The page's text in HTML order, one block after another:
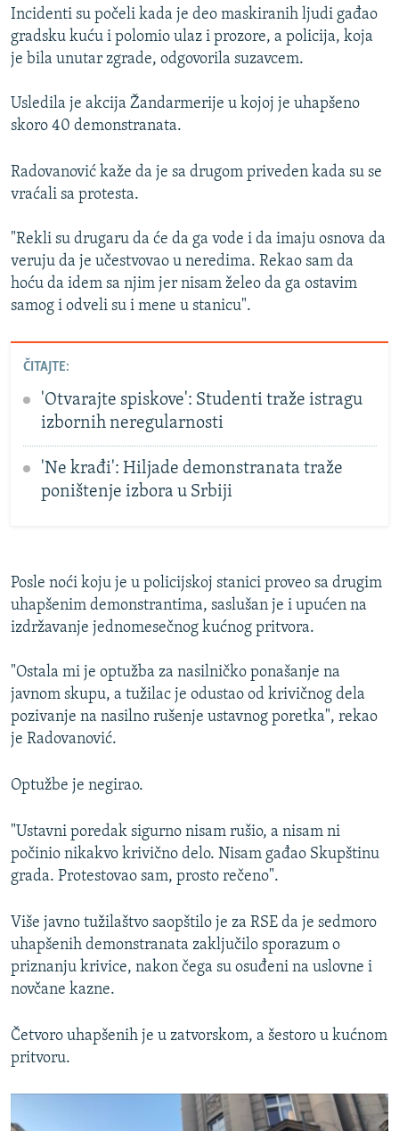
Incidenti su počeli kada je deo maskiranih ljudi gađao
gradsku kuću i polomio ulaz i prozore, a policija, koja
je bila unutar zgrade, odgovorila suzavcem.
Usledila je akcija Žandarmerije u kojoj je uhapšeno
skoro 40 demonstranata.
Radovanović kaže da je sa drugom priveden kada su se
vraćali sa protesta.
"Rekli su drugaru da će da ga vode i da imaju osnova da
veruju da je učestvovao u neredima. Rekao sam da
hoću da idem sa njim jer nisam želeo da ga ostavim
samog i odveli su i mene u stanicu".
ČITAJTE:
'Otvarajte spiskove': Studenti traže istragu
izbornih neregularnosti
'Ne krađi': Hiljade demonstranata traže
poništenje izbora u Srbiji
Posle noći koju je u policijskoj stanici proveo sa drugim
uhapšenim demonstrantima, saslušan je i upućen na
izdržavanje jednomesečnog kućnog pritvora.
"Ostala mi je optužba za nasilničko ponašanje na
javnom skupu, a tužilac je odustao od krivičnog dela
pozivanje na nasilno rušenje ustavnog poretka", rekao
je Radovanović.
Optužbe je negirao.
"Ustavni poredak sigurno nisam rušio, a nisam ni
počinio nikakvo krivično delo. Nisam gađao Skupštinu
grada. Protestovao sam, prosto rečeno".
Više javno tužilaštvo saopštilo je za RSE da je sedmoro
uhapšenih demonstranata zaključilo sporazum o
priznanju krivice, nakon čega su osuđeni na uslovne i
novčane kazne.
Četvoro uhapšenih je u zatvorskom, a šestoro u kućnom
pritvoru.